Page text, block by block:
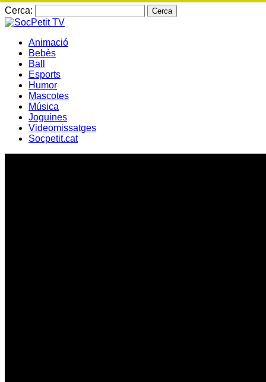
Cerca:
Animació
Bebès
Ball
Esports
Humor
Mascotes
Música
Joguines
Videomissatges
Socpetit.cat